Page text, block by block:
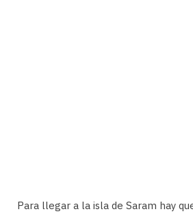
Para llegar a la isla de Saram hay